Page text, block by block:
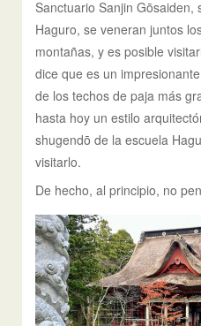
Sanctuario Sanjin Gōsaiden,
Haguro, se veneran juntos
montañas, y es posible
dice que es un
de los techos de paja más
hasta hoy un estilo
shugendō de la escuela
visitarlo.
De hecho, al principio, no